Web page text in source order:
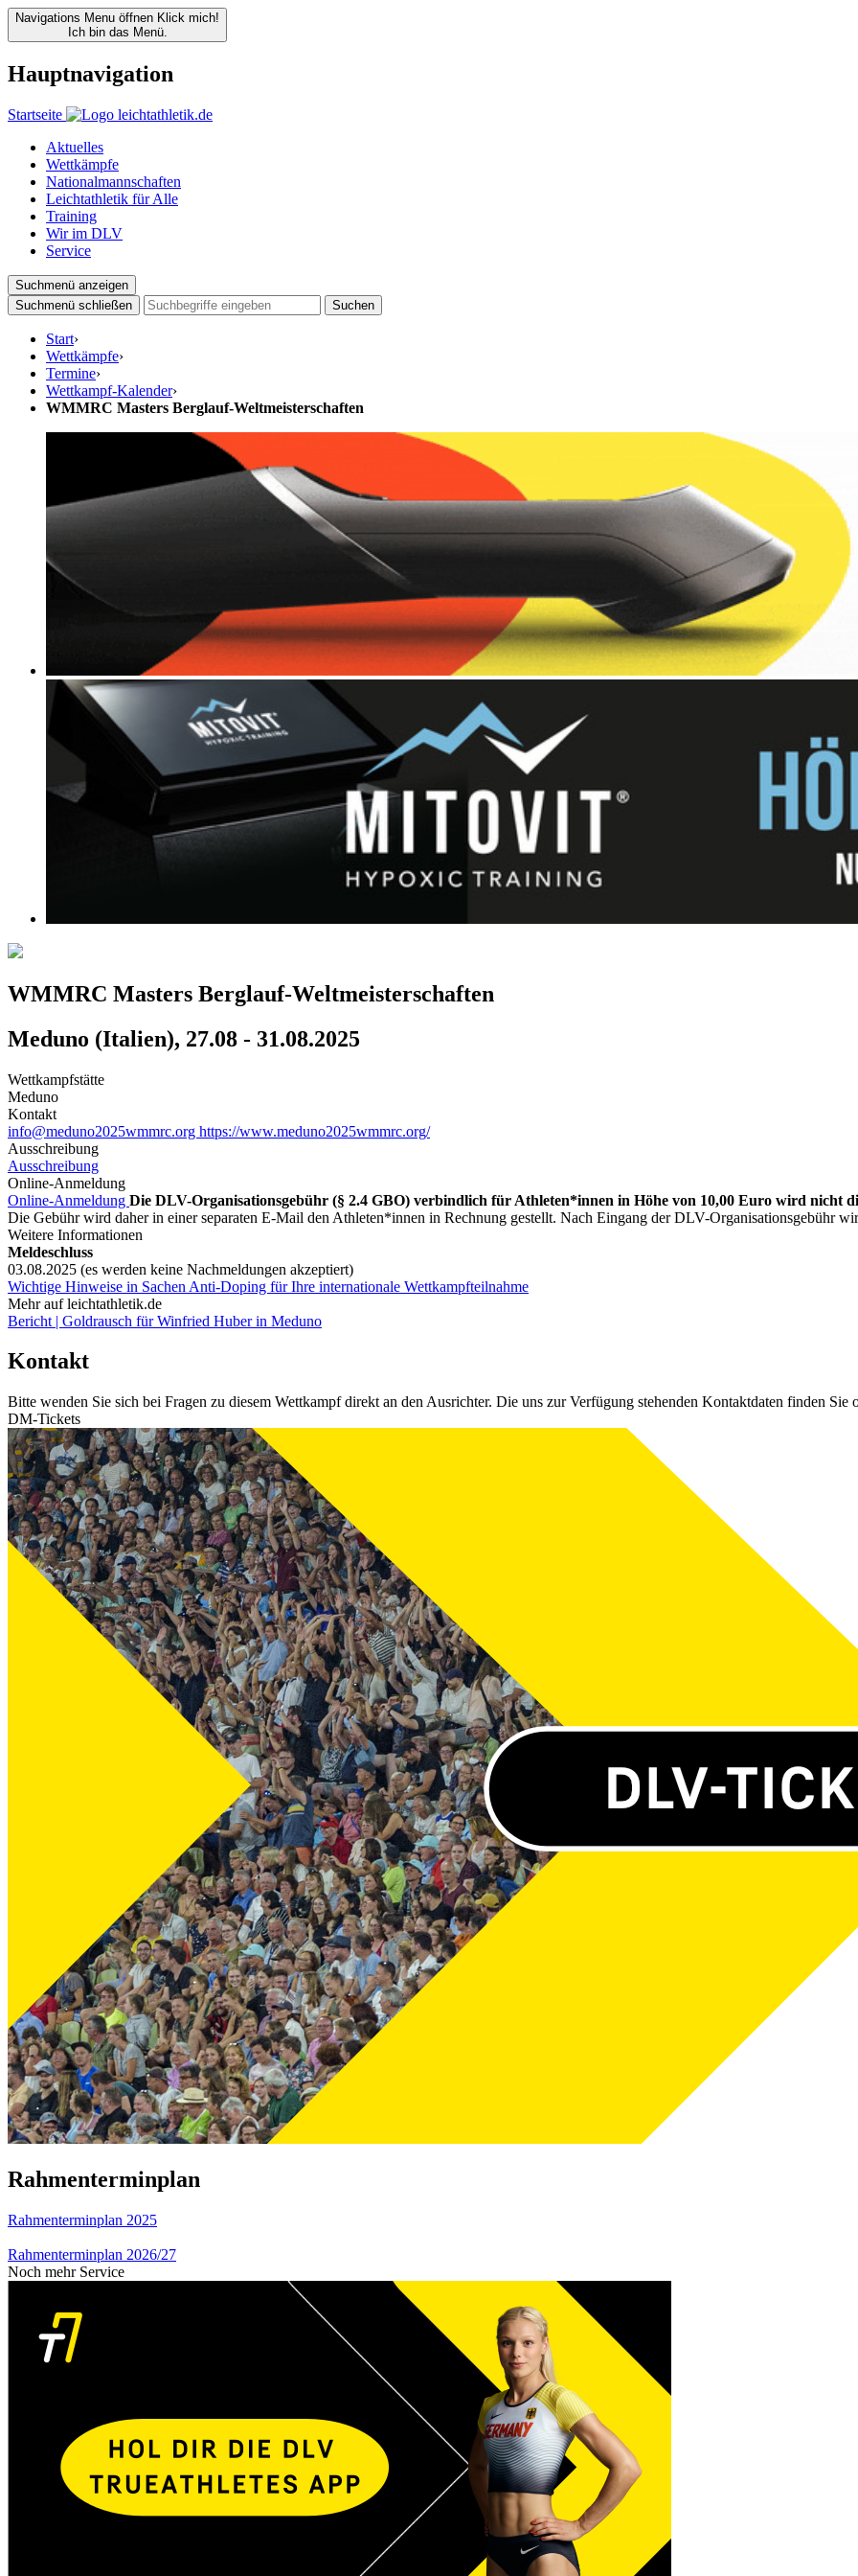
Navigations Menu öffnen Klick mich!
Ich bin das Menü.
Hauptnavigation
Startseite
Aktuelles
Wettkämpfe
Nationalmannschaften
Leichtathletik für Alle
Training
Wir im DLV
Service
Suchmenü anzeigen
Suchmenü schließen
Suchen
Start›
Wettkämpfe›
Termine›
Wettkampf-Kalender›
WMMRC Masters Berglauf-Weltmeisterschaften
WMMRC Masters Berglauf-Weltmeisterschaften
Meduno (Italien), 27.08 - 31.08.2025
Wettkampfstätte
Meduno
Kontakt
info@meduno2025wmmrc.org https://www.meduno2025wmmrc.org/
Ausschreibung
Ausschreibung
Online-Anmeldung
Online-Anmeldung Die DLV-Organisationsgebühr (§ 2.4 GBO) verbindlich für Athleten*innen in Höhe von 10,00 Euro wird nicht
Die Gebühr wird daher in einer separaten E-Mail den Athleten*innen in Rechnung gestellt. Nach Eingang der DLV-Organisationsgebühr
Weitere Informationen
Meldeschluss
03.08.2025 (es werden keine Nachmeldungen akzeptiert)
Wichtige Hinweise in Sachen Anti-Doping für Ihre internationale Wettkampfteilnahme
Mehr auf leichtathletik.de
Bericht | Goldrausch für Winfried Huber in Meduno
Kontakt
Bitte wenden Sie sich bei Fragen zu diesem Wettkampf direkt an den Ausrichter. Die uns zur Verfügung stehenden Kontaktdaten finden Sie
DM-Tickets
Rahmenterminplan
Rahmenterminplan 2025
Rahmenterminplan 2026/27
Noch mehr Service